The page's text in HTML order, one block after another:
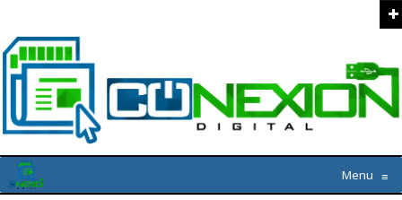
Menu ≡